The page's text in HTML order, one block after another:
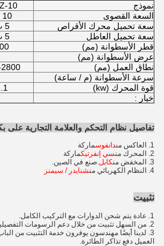
نموذج 10
السعة القصوى
10 ت
سعة تحميل محرك الأقراص
5 ت
سعة تحميل العاطل
5 ت
قطر الأسطوانة (مم)
عرض الأسطوانة (مم)
نطاق العمل (مم)
سرعة الأسطوانة (م / ساعة)
قوة المحرك (kw)
خيار :
تفاصيل نظام التحكم والعلامة التجارية على
1. العاكس من دانفوسماركة
2. المحرك من
سي إنفرتيكماركة
3. المخفض من
كابل.صنع في الصين.
4. النظام الكهربائي من
شنايدر / سيمنز
تثبيت
1. عادة يتم شحن الدوارات مع التركيب الكامل.
2. من السهل تثبيت من خلال دعم الرسومات التفصيلية لدينا.
3. لدينا أيضًا مهندسون يوفرون خدمة التثبيت من
العميل دفع تذاكر الطائرة.